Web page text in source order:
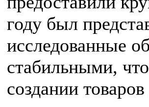
году был
исследованные
стабильными,
создании